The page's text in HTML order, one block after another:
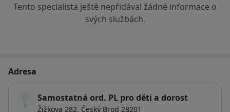
Tento specialista ještě nepřidával žádné informace o
svých službách.
Adresa
Samostatná ord. PL pro děti a dorost
Žižkova 282, Český Brod 28201